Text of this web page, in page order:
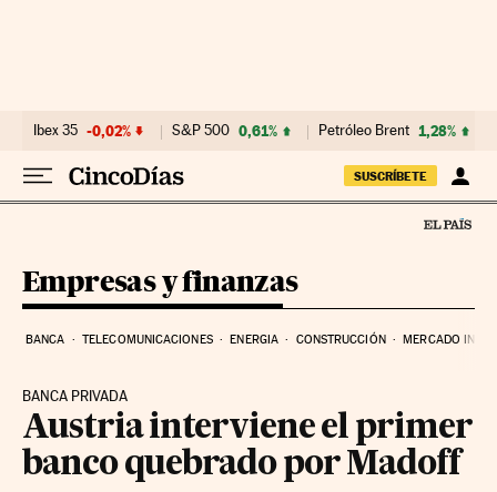
Ibex 35 -0,02% S&P 500 0,61% Petróleo Brent 1,28%
SUSCRÍBETE
Empresas y finanzas
BANCA TELECOMUNICACIONES ENERGIA CONSTRUCCIÓN MERCADO
BANCA PRIVADA
Austria interviene el primer
banco quebrado por Madoff